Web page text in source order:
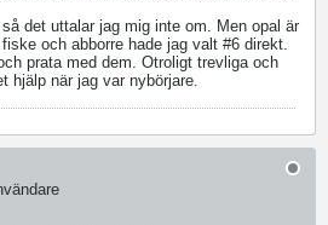
det uttalar jag mig inte om. Men opal är
och abborre hade jag valt #6 direkt.
prata med dem. Otroligt trevliga och
hjälp när jag var nybörjare.